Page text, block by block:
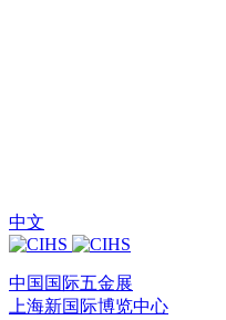
中文
中国国际五金展
上海新国际博览中心